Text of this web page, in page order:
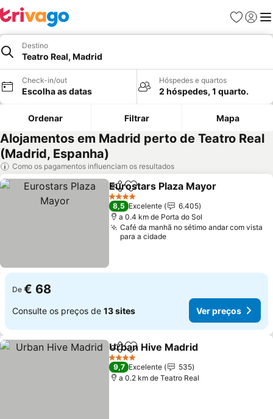
Favoritos
Iniciar
Destino
Teatro Real, Madrid
Check-in/out
Escolha as datas
Hóspedes e quartos
2 hóspedes, 1 quarto.
Ordenar Filtrar Mapa
Alojamentos em Madrid perto de Teatro Real
(Madrid, Espanha)
Como os pagamentos influenciam os resultados
PartilharAdicionar aos favoritos
Eurostars Plaza Mayor
4 Estrelas
8,5 Excelente
6.405
a 0.4 km de Porta do Sol
Café da manhã no sétimo andar com vista
para a cidade
De € 68
Consulte os preços de 13 sites Ver preços
PartilharAdicionar aos favoritos
Urban Hive Madrid
4 Estrelas
9,7 Excelente
535
a 0.2 km de Teatro Real